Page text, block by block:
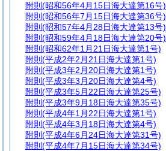
附則 (昭和56年4月15日海大達第16号)
附則 (昭和56年7月15日海大達第36号)
附則 (昭和57年4月28日海大達第13号)
附則 (昭和59年4月18日海大達第20号)
附則 (昭和62年1月21日海大達第1号)
附則 (平成2年2月21日海大達第1号)
附則 (平成3年2月20日海大達第1号)
附則 (平成3年3月20日海大達第4号)
附則 (平成3年5月22日海大達第25号)
附則 (平成3年9月18日海大達第35号)
附則 (平成4年1月22日海大達第1号)
附則 (平成4年3月18日海大達第4号)
附則 (平成4年6月24日海大達第31号)
附則 (平成4年7月15日海大達第34号)